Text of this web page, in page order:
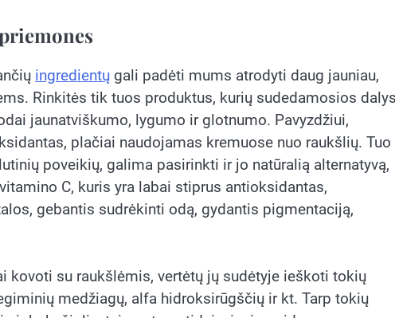
ingredientų gali padėti mums atrodyti daug jauniau,
Rinkitės tik tuos produktus, kurių sudedamosios
jaunatviškumo, lygumo ir glotnumo. Pavyzdžiui,
plačiai naudojamas kremuose nuo raukšlių. Tuo
poveikių, galima pasirinkti ir jo natūralią alternatyvą,
C, kuris yra labai stiprus antioksidantas,
gebantis sudrėkinti odą, gydantis pigmentaciją,
kovoti su raukšlėmis, vertėtų jų sudėtyje ieškoti tokių
medžiagų, alfa hidroksirūgščių ir kt. Tarp tokių